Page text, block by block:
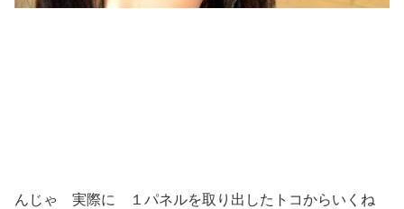
んじゃ 実際に １パネルを取り出したトコからいくね